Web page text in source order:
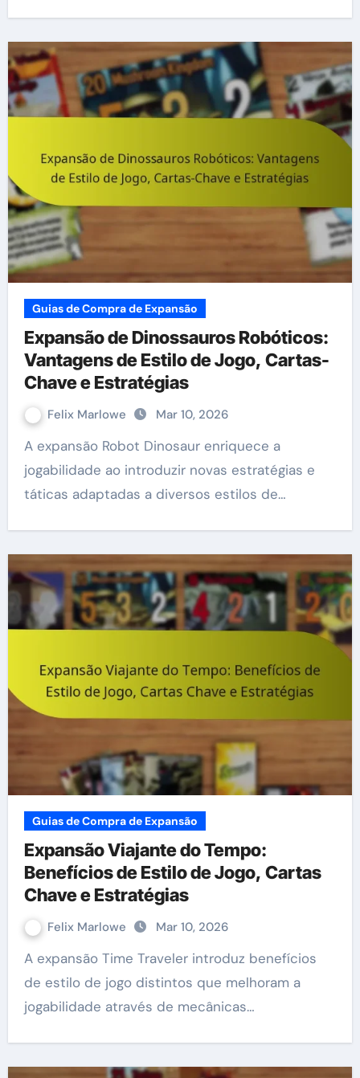
Guias de Compra de Expansão
Expansão de Dinossauros Robóticos:
Vantagens de Estilo de Jogo, Cartas-
Chave e Estratégias
Felix Marlowe Mar 10, 2026
A expansão Robot Dinosaur enriquece a
jogabilidade ao introduzir novas estratégias e
táticas adaptadas a diversos estilos de…
Guias de Compra de Expansão
Expansão Viajante do Tempo:
Benefícios de Estilo de Jogo, Cartas
Chave e Estratégias
Felix Marlowe Mar 10, 2026
A expansão Time Traveler introduz benefícios
de estilo de jogo distintos que melhoram a
jogabilidade através de mecânicas…